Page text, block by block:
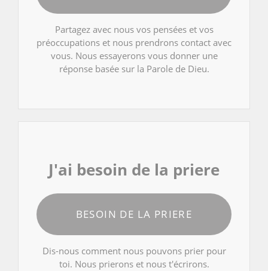
Partagez avec nous vos pensées et vos
préoccupations et nous prendrons contact avec
vous. Nous essayerons vous donner une
réponse basée sur la Parole de Dieu.
J'ai besoin de la priere
BESOIN DE LA PRIERE
Dis-nous comment nous pouvons prier pour
toi. Nous prierons et nous t'écrirons.